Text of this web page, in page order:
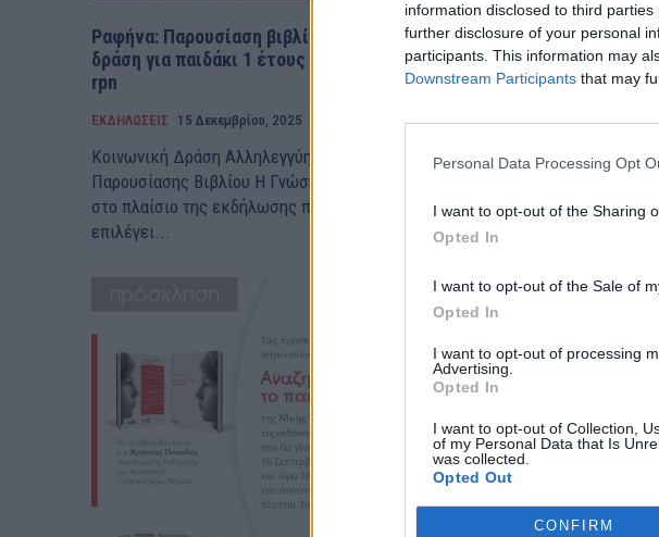
information disclosed to third
further disclosure of your personal
participants. This information may
Downstream Participants that may
Personal Data Processing Opt
I want to opt-out of the Sharing
Opted In
I want to opt-out of the Sale of
Opted In
I want to opt-out of processing
Advertising.
Opted In
I want to opt-out of Collection,
of my Personal Data that Is
was collected.
Opted Out
CONFIRM
Ραφήνα: Παρουσίαση βιβλίων και κοινωνική
δράση για παιδάκι 1 έτους από την πόλη μας –
rpn
ΕΚΔΗΛΩΣΕΙΣ 15 Δεκεμβρίου, 2025
Κοινωνική Δράση Αλληλεγγύης στο πλαίσιο της
Παρουσίασης Βιβλίου Η Γνώση εν Πράξει Α.Μ.Κ.Ε.,
στο πλαίσιο της εκδήλωσης παρουσίασης βιβλίου,
επιλέγει...
Παρουσίαση
4 Νοεμβρίου
περιορισμοί και
παρουσίαση του